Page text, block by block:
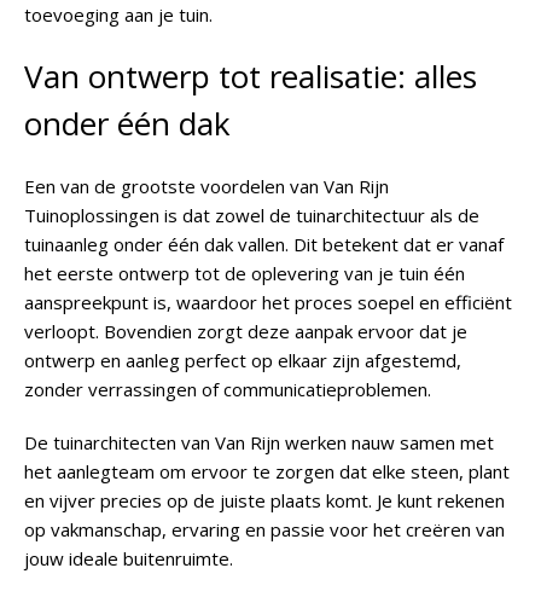
toevoeging aan je tuin.
Van ontwerp tot realisatie: alles
onder één dak
Een van de grootste voordelen van Van Rijn
Tuinoplossingen is dat zowel de tuinarchitectuur als de
tuinaanleg onder één dak vallen. Dit betekent dat er vanaf
het eerste ontwerp tot de oplevering van je tuin één
aanspreekpunt is, waardoor het proces soepel en efficiënt
verloopt. Bovendien zorgt deze aanpak ervoor dat je
ontwerp en aanleg perfect op elkaar zijn afgestemd,
zonder verrassingen of communicatieproblemen.
De tuinarchitecten van Van Rijn werken nauw samen met
het aanlegteam om ervoor te zorgen dat elke steen, plant
en vijver precies op de juiste plaats komt. Je kunt rekenen
op vakmanschap, ervaring en passie voor het creëren van
jouw ideale buitenruimte.